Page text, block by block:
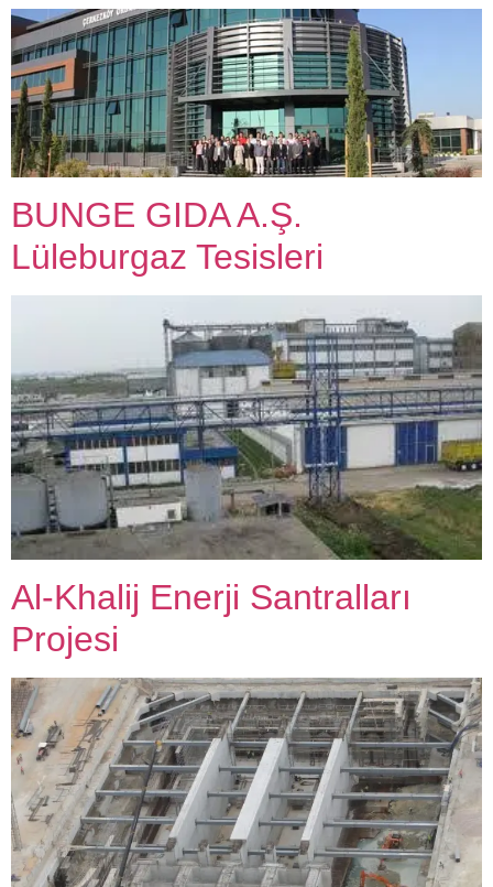
BUNGE GIDA A.Ş.
Lüleburgaz Tesisleri
Al-Khalij Enerji Santralları
Projesi